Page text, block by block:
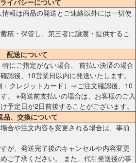
イバシーについて
報は商品の発送とご連絡以外には一切使
積・保管し、第三者に譲渡・提供するこ
配送について
特にご指定がない場合、 前払い決済の場合
認後、10営業日以内に発送いたします。
クレジットカード）⇒ご注文確認後、10
。 ※発送前支払いの場合は、お客様のご入
予定日が2日前後することがございます。
品、交換について
合や注文内容を変更される場合は、事前
が、発送完了後のキャンセルや内容変更
ご了承ください。 また、代引発送後の事